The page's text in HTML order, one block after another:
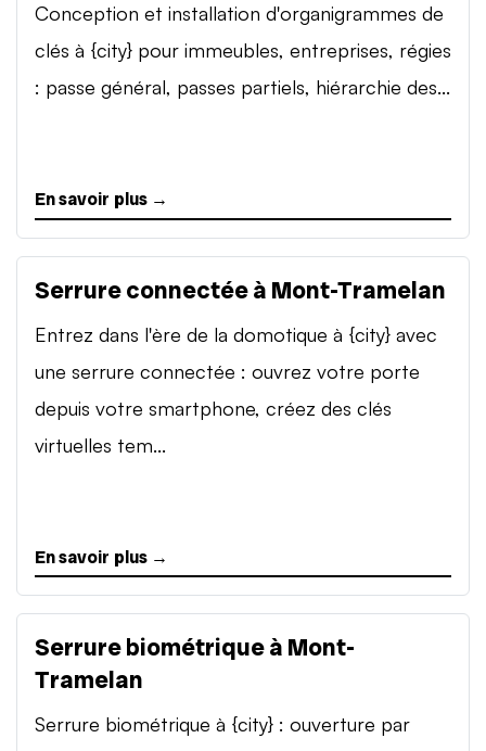
Conception et installation d'organigrammes de
clés à {city} pour immeubles, entreprises, régies
: passe général, passes partiels, hiérarchie des...
En savoir plus →
Serrure connectée à Mont-Tramelan
Entrez dans l'ère de la domotique à {city} avec
une serrure connectée : ouvrez votre porte
depuis votre smartphone, créez des clés
virtuelles tem...
En savoir plus →
Serrure biométrique à Mont-
Tramelan
Serrure biométrique à {city} : ouverture par